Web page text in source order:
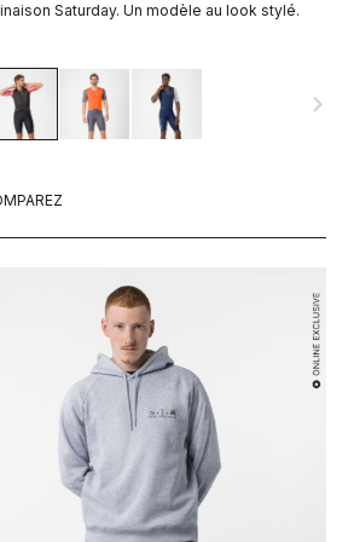
Saturday. Un modèle au look stylé.
navigate_next